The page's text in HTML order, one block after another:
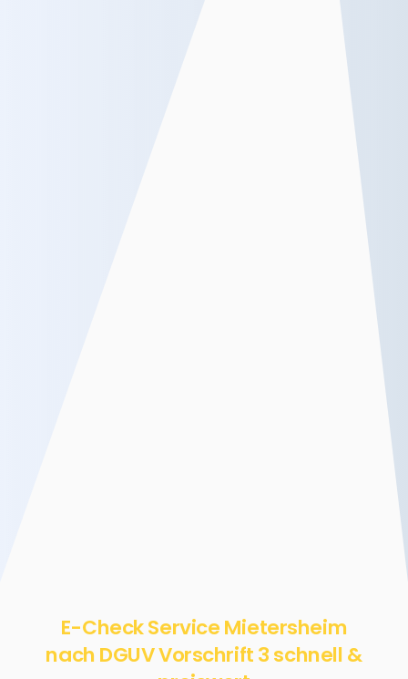
E-Check Service Mietersheim
nach DGUV Vorschrift 3 schnell &